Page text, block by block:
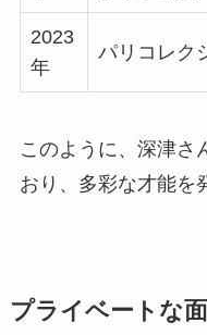
2023
年
パリコレク
このように、深津さ
おり、多彩な才能を
プライベートな面